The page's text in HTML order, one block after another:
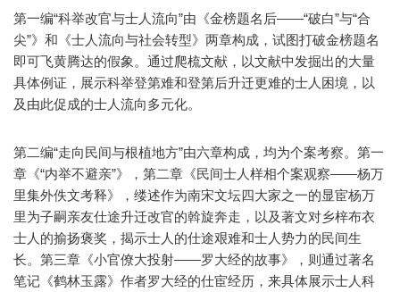
第一编“科举改官与士人流向”由《金榜题名后——“破白”与“合
尖”》和《士人流向与社会转型》两章构成，试图打破金榜题名
即可飞黄腾达的假象。通过爬梳文献，以文献中发掘出的大量
具体例证，展示科举登第难和登第后升迁更难的士人困境，以
及由此促成的士人流向多元化。
第二编“走向民间与根植地方”由六章构成，均为个案考察。第一
章《“内举不避亲”》，第二章《民间士人样相个案观察——杨万
里集外佚文考释》，缕述作为南宋文坛四大家之一的显宦杨万
里为子嗣亲友仕途升迁改官的斡旋奔走，以及著文对乡梓布衣
士人的揄扬褒奖，揭示士人的仕途艰难和士人势力的民间生
长。第三章《小官僚大投射——罗大经的故事》，则通过著名
笔记《鹤林玉露》作者罗大经的仕宦经历，来具体展示士人科